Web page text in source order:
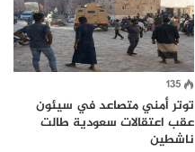
135
توتر أمني متصاعد في سيئون
عقب اعتقالات سعودية طالت
ناشطين